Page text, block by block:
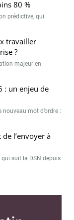
80 %
prédictive, qui
travailler
?
majeur en
: un enjeu de
mot d’ordre :
l’envoyer à
qui suit la DSN depuis